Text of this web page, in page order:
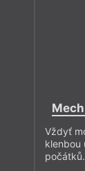
Vždyť
klenbou
počátků.